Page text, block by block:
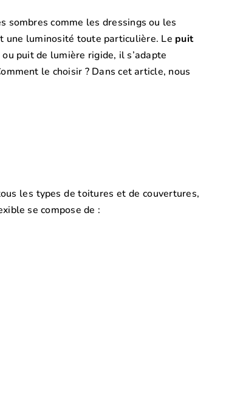
sombres comme les dressings ou les
une luminosité toute particulière. Le puit
puit de lumière rigide, il s’adapte
le choisir ? Dans cet article, nous
les types de toitures et de couvertures,
se compose de :